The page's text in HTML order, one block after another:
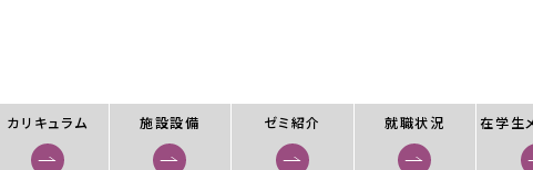
カリキュラム 施設設備 ゼミ紹介 就職状況 在学生